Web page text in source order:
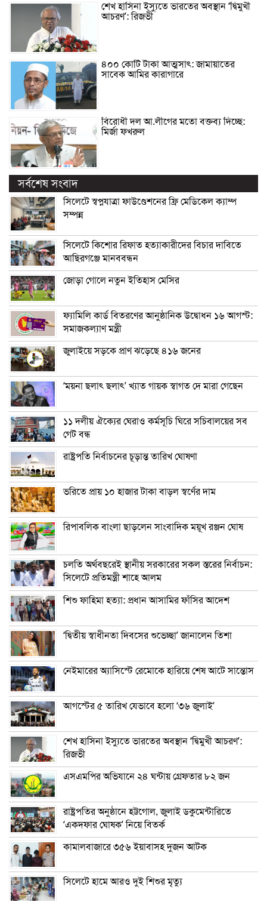
শেখ হাসিনা ইস্যুতে ভারতের অবস্থান ‘দ্বিমুখী
আচরণ’: রিজভী
৪০০ কোটি টাকা আত্মসাৎ: জামায়াতের
সাবেক আমির কারাগারে
বিরোধী দল আ.লীগের মতো বক্তব্য দিচ্ছে:
মির্জা ফখরুল
সর্বশেষ সংবাদ
সিলেটে স্বপ্নযাত্রা ফাউণ্ডেশনের ফ্রি মেডিকেল ক্যাম্প
সম্পন্ন
সিলেটে কিশোর রিফাত হত্যাকারীদের বিচার দাবিতে
আছিরগঞ্জে মানববন্ধন
জোড়া গোলে নতুন ইতিহাস মেসির
ফ্যামিলি কার্ড বিতরণের আনুষ্ঠানিক উদ্বোধন ১৬ আগস্ট:
সমাজকল্যাণ মন্ত্রী
জুলাইয়ে সড়কে প্রাণ ঝড়েছে ৪১৬ জনের
‘ময়না ছলাৎ ছলাৎ’ খ্যাত গায়ক স্বাগত দে মারা গেছেন
১১ দলীয় ঐক্যের ঘেরাও কর্মসূচি ঘিরে সচিবালয়ের সব
গেট বন্ধ
রাষ্ট্রপতি নির্বাচনের চূড়ান্ত তারিখ ঘোষণা
ভরিতে প্রায় ১০ হাজার টাকা বাড়ল স্বর্ণের দাম
রিপাবলিক বাংলা ছাড়লেন সাংবাদিক ময়ূখ রঞ্জন ঘোষ
চলতি অর্থবছরেই স্থানীয় সরকারের সকল স্তরের নির্বাচন:
সিলেটে প্রতিমন্ত্রী শাহে আলম
শিশু ফাহিমা হত্যা: প্রধান আসামির ফাঁসির আদেশ
‘দ্বিতীয় স্বাধীনতা দিবসের শুভেচ্ছা’ জানালেন তিশা
নেইমারের অ্যাসিস্টে রেমোকে হারিয়ে শেষ আটে সান্তোস
আগস্টের ৫ তারিখ যেভাবে হলো ‘৩৬ জুলাই’
শেখ হাসিনা ইস্যুতে ভারতের অবস্থান ‘দ্বিমুখী আচরণ’:
রিজভী
এসএমপির অভিযানে ২৪ ঘন্টায় গ্রেফতার ৮২ জন
রাষ্ট্রপতির অনুষ্ঠানে হট্টগোল, জুলাই ডকুমেন্টারিতে
‘একদফার ঘোষক’ নিয়ে বিতর্ক
কামালবাজারে ৩৫৬ ইয়াবাসহ দুজন আটক
সিলেটে হামে আরও দুই শিশুর মৃত্যু